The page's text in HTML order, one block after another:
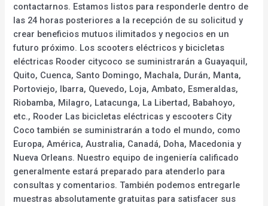
contactarnos. Estamos listos para responderle dentro de
las 24 horas posteriores a la recepción de su solicitud y
crear beneficios mutuos ilimitados y negocios en un
futuro próximo. Los scooters eléctricos y bicicletas
eléctricas Rooder citycoco se suministrarán a Guayaquil,
Quito, Cuenca, Santo Domingo, Machala, Durán, Manta,
Portoviejo, Ibarra, Quevedo, Loja, Ambato, Esmeraldas,
Riobamba, Milagro, Latacunga, La Libertad, Babahoyo,
etc., Rooder Las bicicletas eléctricas y escooters City
Coco también se suministrarán a todo el mundo, como
Europa, América, Australia, Canadá, Doha, Macedonia y
Nueva Orleans. Nuestro equipo de ingeniería calificado
generalmente estará preparado para atenderlo para
consultas y comentarios. También podemos entregarle
muestras absolutamente gratuitas para satisfacer sus